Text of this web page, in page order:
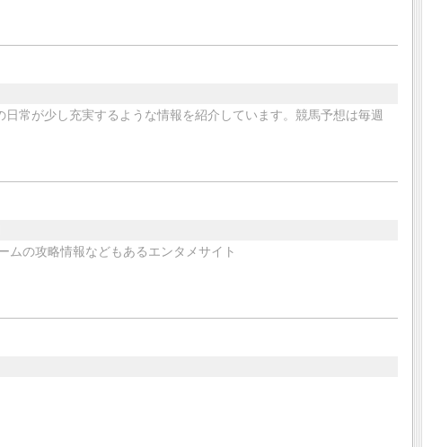
常が少し充実するような情報を紹介しています。競馬予想は毎週
ムの攻略情報などもあるエンタメサイト